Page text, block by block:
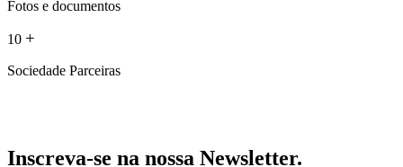
Fotos e documentos
10 +
Sociedade Parceiras
Inscreva-se na nossa Newsletter.